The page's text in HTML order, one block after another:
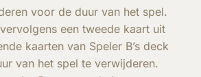
voor de duur van het spel.
een tweede kaart uit
kaarten van Speler B’s deck
van het spel te verwijderen.